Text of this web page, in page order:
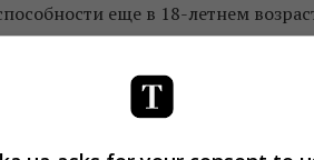
еще в 18-летнем
приехав на вызов к
душа покидает тело. С того дня
сферу деятельности,